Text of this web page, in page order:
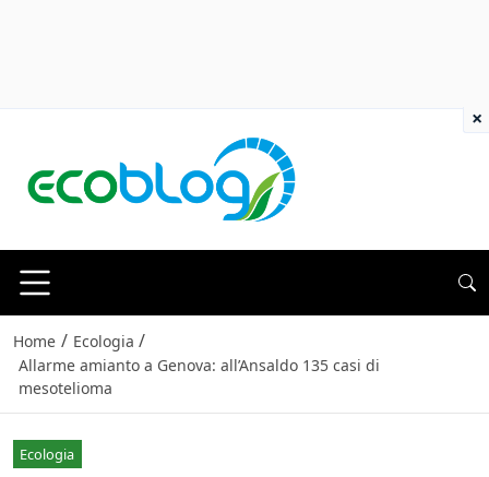
Home / Ecologia /
Allarme amianto a Genova: all’Ansaldo 135 casi di
mesotelioma
Ecologia
×